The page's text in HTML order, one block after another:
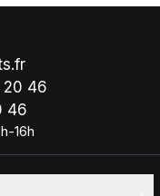
46
46
16h